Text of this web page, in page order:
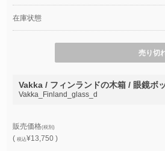
在庫状態
売り切
Vakka / フィンランドの木箱 / 眼鏡ボ
Vakka_Finland_glass_d
販売価格(税別)
(税込¥13,750 )